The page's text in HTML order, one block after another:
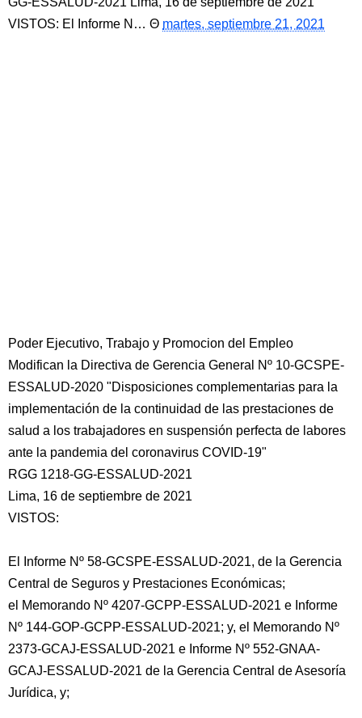
VISTOS: El Informe N…
martes, septiembre 21, 2021
Poder Ejecutivo, Trabajo y Promocion del Empleo
Modifican la Directiva de Gerencia General Nº 10-GCSPE-
ESSALUD-2020 "Disposiciones complementarias para la
implementación de la continuidad de las prestaciones de
salud a los trabajadores en suspensión perfecta de labores
ante la pandemia del coronavirus COVID-19"
RGG 1218-GG-ESSALUD-2021
Lima, 16 de septiembre de 2021
VISTOS:
El Informe Nº 58-GCSPE-ESSALUD-2021, de la Gerencia
Central de Seguros y Prestaciones Económicas;
el Memorando Nº 4207-GCPP-ESSALUD-2021 e Informe
Nº 144-GOP-GCPP-ESSALUD-2021; y, el Memorando Nº
2373-GCAJ-ESSALUD-2021 e Informe Nº 552-GNAA-
GCAJ-ESSALUD-2021 de la Gerencia Central de Asesoría
Jurídica, y;